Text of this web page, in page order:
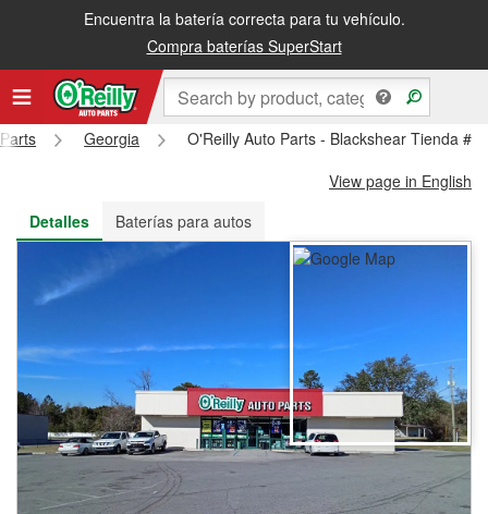
Encuentra la batería correcta para tu vehículo.
Compra baterías SuperStart
Recibe tu orden gratis al día siguiente o recógela en la tienda
Georgia
O'Reilly Auto Parts - Blackshear Tienda
View page in English
Detalles
Baterías para autos